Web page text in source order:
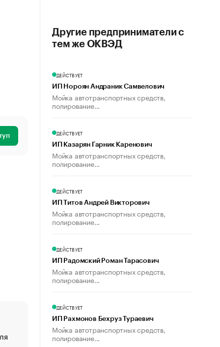
«От спорта тело стареет иначе». Как живет глава
Другие предприниматели с
тем же ОКВЭД
ДЕЙСТВУЕТ
ИП Нороян Андраник Самвелович
Мойка автотранспортных средств,
полирование...
ДЕЙСТВУЕТ
ИП Казарян Гарник Каренович
Мойка автотранспортных средств,
полирование...
ДЕЙСТВУЕТ
ИП Титов Андрей Викторович
Мойка автотранспортных средств,
полирование...
ДЕЙСТВУЕТ
ИП Радомский Роман Тарасович
Мойка автотранспортных средств,
полирование...
ДЕЙСТВУЕТ
ИП Рахмонов Бехруз Тураевич
Мойка автотранспортных средств,
полирование...